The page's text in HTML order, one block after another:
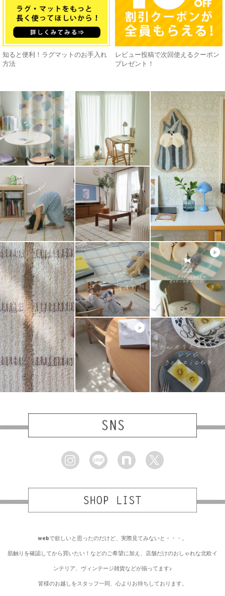
知ると便利！ラグマットのお手入れ
方法
レビュー投稿で次回使えるクーポン
プレゼント！
webで欲しいと思ったのだけど、実際見てみないと・・・。
肌触りを確認してから買いたい！などのご希望に加え、店舗だけのおしゃれな北欧イ
ンテリア、ヴィンテージ雑貨などが揃ってます♪
皆様のお越しをスタッフ一同、心よりお待ちしております。